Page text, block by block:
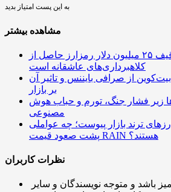
به این پست امتیاز بدید
مشاهده بیشتر
آمریکا در پی توقیف ۲۵ میلیون دلار رمزارز حاصل از
کلاهبرداری‌های عاشقانه است
دلار بیت‌کوین از صرافی بایننس و تاثیر آن
بر بازار
زیر فشار جنگ، تورم و حباب هوش
مصنوعی
ترند بازار پیوست؛ چه عواملی
پشت صعود قیمت RAIN هستند؟
نظرات کاربران